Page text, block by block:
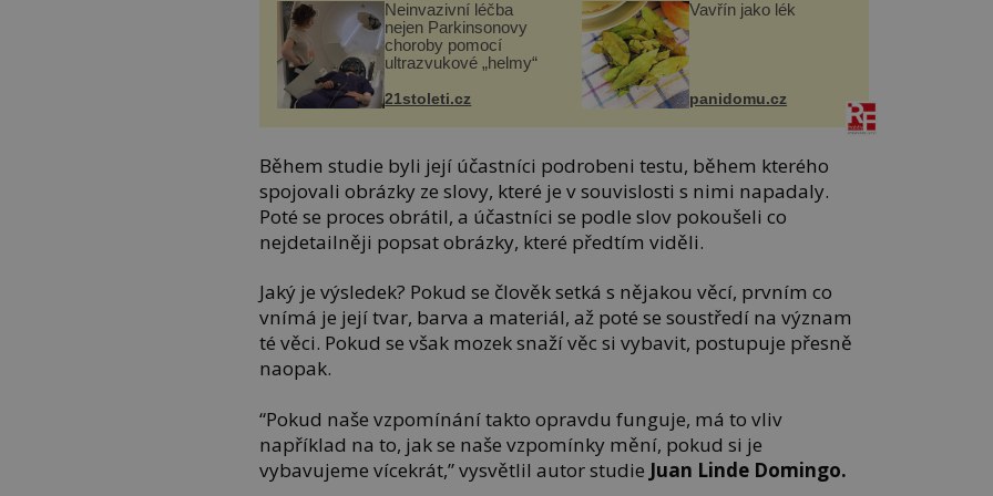
Neinvazivní léčba
nejen Parkinsonovy
choroby pomocí
ultrazvukové „helmy“
21stoleti.cz
Vavřín jako lék
panidomu.cz
Během studie byli její účastníci podrobeni testu, během kterého
spojovali obrázky ze slovy, které je v souvislosti s nimi napadaly.
Poté se proces obrátil, a účastníci se podle slov pokoušeli co
nejdetailněji popsat obrázky, které předtím viděli.
Jaký je výsledek? Pokud se člověk setká s nějakou věcí, prvním co
vnímá je její tvar, barva a materiál, až poté se soustředí na význam
té věci. Pokud se však mozek snaží věc si vybavit, postupuje přesně
naopak.
“Pokud naše vzpomínání takto opravdu funguje, má to vliv
například na to, jak se naše vzpomínky mění, pokud si je
vybavujeme vícekrát,” vysvětlil autor studie Juan Linde Domingo.